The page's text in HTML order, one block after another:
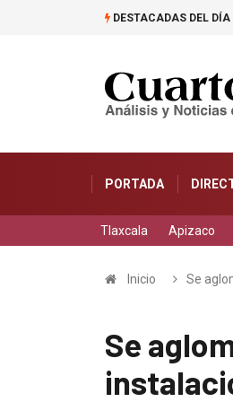
DESTACADAS DEL DÍA
PORTADA
Tlaxcala Apizaco
Inicio Se
Se